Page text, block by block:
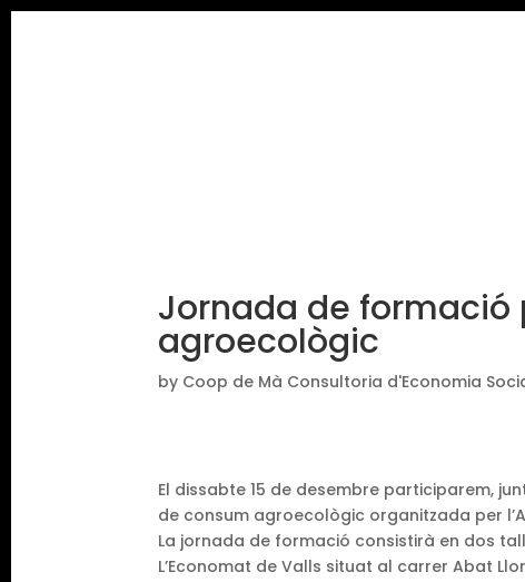
Jornada de formació
agroecològic
by Coop de Mà Consultoria d'Economia
El dissabte 15 de desembre participarem,
de consum agroecològic organitzada per
La jornada de formació consistirà en dos
L’Economat de Valls situat al carrer Abat